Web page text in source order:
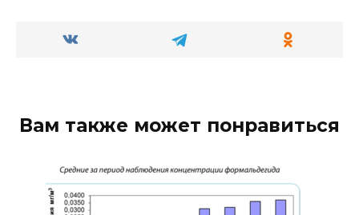
Вам также может понравиться